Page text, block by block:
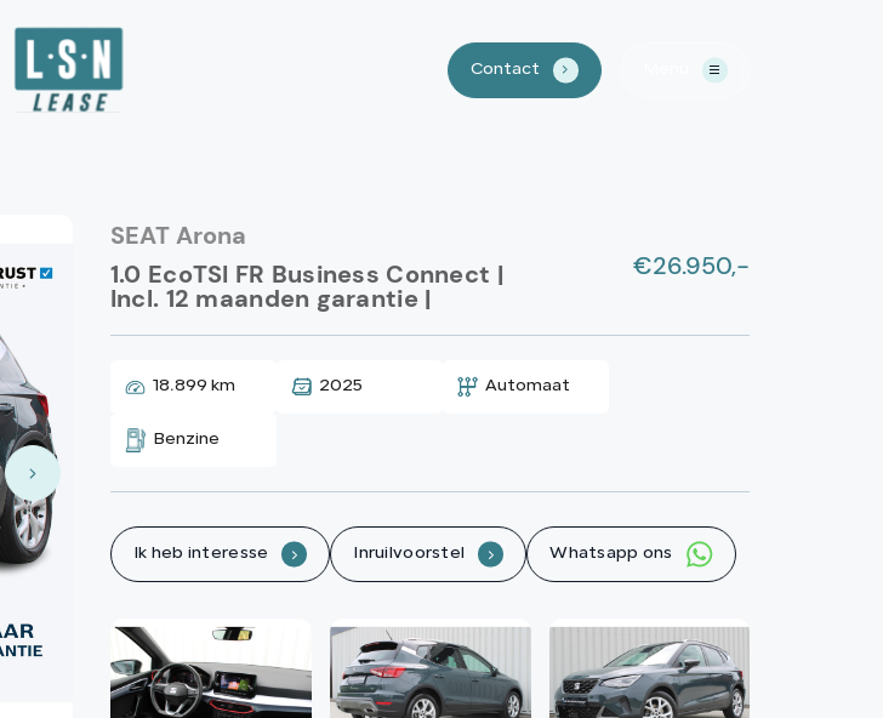
Contact .
Aanbod
Over ons
Contact
SEAT Arona
1.0 EcoTSI FR Business Connect |
Incl. 12 maanden garantie |
€26.950,-
18.899 km 2025 Automaat
Benzine
Ik heb interesse . Inruilvoorstel . Whatsapp ons